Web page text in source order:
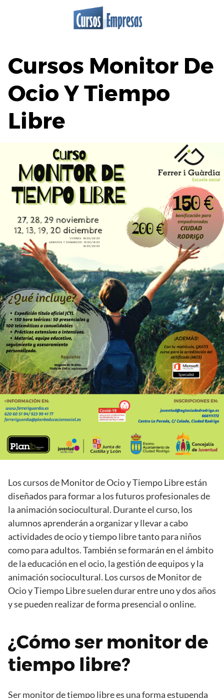
Cursos Monitor De
Ocio Y Tiempo
Libre
Los cursos de Monitor de Ocio y Tiempo Libre están
diseñados para formar a los futuros profesionales de
la animación sociocultural. Durante el curso, los
alumnos aprenderán a organizar y llevar a cabo
actividades de ocio y tiempo libre tanto para niños
como para adultos. También se formarán en el ámbito
de la educación en el ocio, la gestión de equipos y la
animación sociocultural. Los cursos de Monitor de
Ocio y Tiempo Libre suelen durar entre uno y dos años
y se pueden realizar de forma presencial o online.
¿Cómo ser monitor de
tiempo libre?
Ser monitor de tiempo libre es una forma estupenda